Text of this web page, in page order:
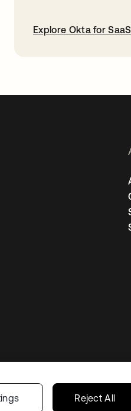
Explore Okta for
de cookies
Reject All